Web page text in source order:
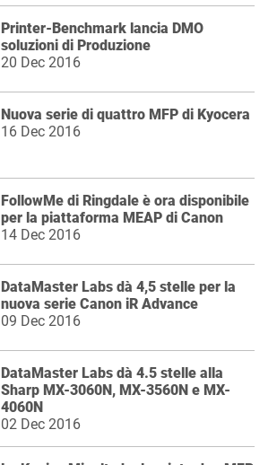
Printer-Benchmark lancia DMO
soluzioni di Produzione
20 Dec 2016
Nuova serie di quattro MFP di Kyocera
16 Dec 2016
FollowMe di Ringdale è ora disponibile
per la piattaforma MEAP di Canon
14 Dec 2016
DataMaster Labs dà 4,5 stelle per la
nuova serie Canon iR Advance
09 Dec 2016
DataMaster Labs dà 4.5 stelle alla
Sharp MX-3060N, MX-3560N e MX-
4060N
02 Dec 2016